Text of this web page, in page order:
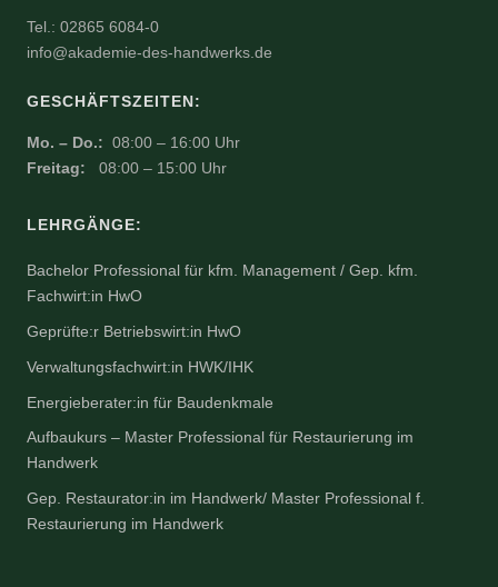
Tel.: 02865 6084-0
info@akademie-des-handwerks.de
GESCHÄFTSZEITEN:
Mo. – Do.: 08:00 – 16:00 Uhr
Freitag:
08:00 – 15:00 Uhr
LEHRGÄNGE:
Bachelor Professional für kfm. Management / Gep. kfm.
Fachwirt:in HwO
Geprüfte:r Betriebswirt:in HwO
Verwaltungsfachwirt:in HWK/IHK
Energieberater:in für Baudenkmale
Aufbaukurs – Master Professional für Restaurierung im
Handwerk
Gep. Restaurator:in im Handwerk/ Master Professional f.
Restaurierung im Handwerk